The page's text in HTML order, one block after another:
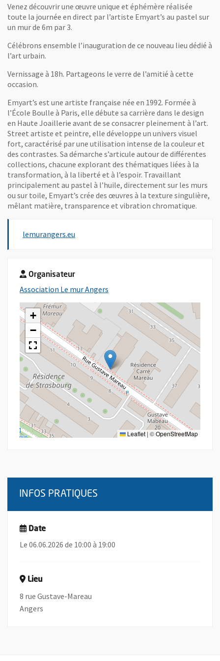
Venez découvrir une œuvre unique et éphémère réalisée
toute la journée en direct par l’artiste Emyart’s au pastel sur
un mur de 6m par 3.
Célébrons ensemble l’inauguration de ce nouveau lieu dédié à
l’art urbain.
Vernissage à 18h. Partageons le verre de l’amitié à cette
occasion.
Emyart’s est une artiste française née en 1992. Formée à
l’École Boulle à Paris, elle débute sa carrière dans le design
en Haute Joaillerie avant de se consacrer pleinement à l’art.
Street artiste et peintre, elle développe un univers visuel
fort, caractérisé par une utilisation intense de la couleur et
des contrastes. Sa démarche s’articule autour de différentes
collections, chacune explorant des thématiques liées à la
transformation, à la liberté et à l’espoir. Travaillant
principalement au pastel à l’huile, directement sur les murs
ou sur toile, Emyart’s crée des œuvres à la texture singulière,
mêlant matière, transparence et vibration chromatique.
lemurangers.eu
Organisateur
Association Le mur Angers
+
−
Leaflet | ©OpenStreetMap
INFOS PRATIQUES
Date
Le 06.06.2026 de 10:00 à 19:00
Lieu
8 rue Gustave-Mareau
Angers